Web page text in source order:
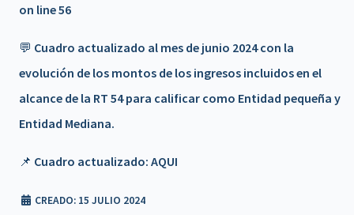
AMERICANA
on line56
💬 Cuadro actualizado al mes de junio 2024 con la
evolución de los montos de los ingresos incluidos en el
alcance de la RT 54 para calificar como Entidad pequeña y
Entidad Mediana.
📌 Cuadro actualizado: AQUI
CREADO: 15 JULIO 2024